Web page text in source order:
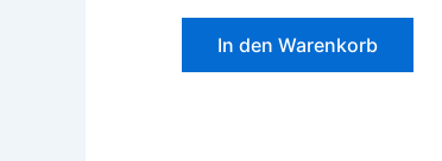
In den Warenkorb